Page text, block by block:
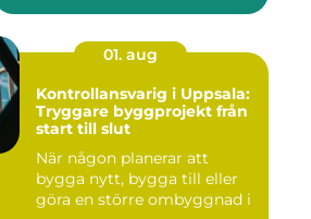
01. aug
Kontrollansvarig i Uppsala:
Tryggare byggprojekt från
start till slut
När någon planerar att
bygga nytt, bygga till eller
göra en större ombyggnad i